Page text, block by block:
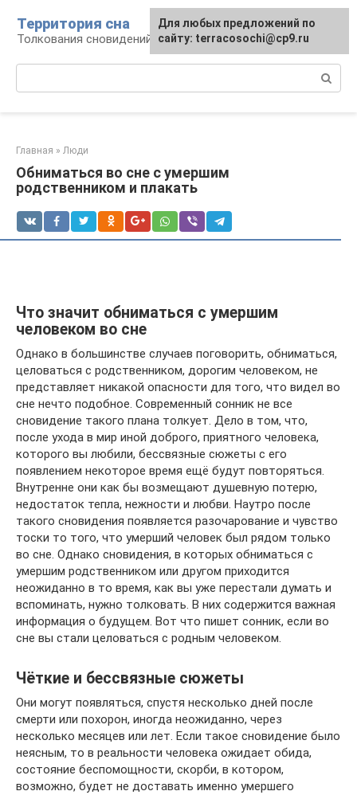
контенту
Территория сна
Толкования сновидений
Главная » Люди
Обниматься во сне с умершим
родственником и плакать
Что значит обниматься с умершим
человеком во сне
Однако в большинстве случаев поговорить, обниматься,
целоваться с родственником, дорогим человеком, не
представляет никакой опасности для того, что видел во
сне нечто подобное. Современный сонник не все
сновидение такого плана толкует. Дело в том, что,
после ухода в мир иной доброго, приятного человека,
которого вы любили, бессвязные сюжеты с его
появлением некоторое время ещё будут повторяться.
Внутренне они как бы возмещают душевную потерю,
недостаток тепла, нежности и любви. Наутро после
такого сновидения появляется разочарование и чувство
тоски то того, что умерший человек был рядом только
во сне. Однако сновидения, в которых обниматься с
умершим родственником или другом приходится
неожиданно в то время, как вы уже перестали думать и
вспоминать, нужно толковать. В них содержится важная
информация о будущем. Вот что пишет сонник, если во
сне вы стали целоваться с родным человеком.
Чёткие и бессвязные сюжеты
Они могут появляться, спустя несколько дней после
смерти или похорон, иногда неожиданно, через
несколько месяцев или лет. Если такое сновидение было
неясным, то в реальности человека ожидает обида,
состояние беспомощности, скорби, в котором,
возможно, будет не доставать именно умершего
Для любых предложений по
сайту: terracosochi@cp9.ru